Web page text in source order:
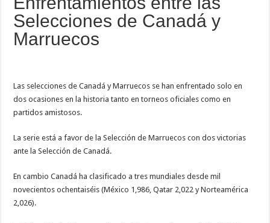
Selecciones de Canadá y
Marruecos
Las selecciones de Canadá y Marruecos se han enfrentado solo en
dos ocasiones en la historia tanto en torneos oficiales como en
partidos amistosos.
La serie está a favor de la Selección de Marruecos con dos victorias
ante la Selección de Canadá.
En cambio Canadá ha clasificado a tres mundiales desde mil
novecientos ochentaiséis (México 1,986, Qatar 2,022 y Norteamérica
2,026).